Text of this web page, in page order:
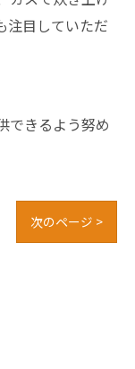
注目していただ
できるよう努め
次のページ >